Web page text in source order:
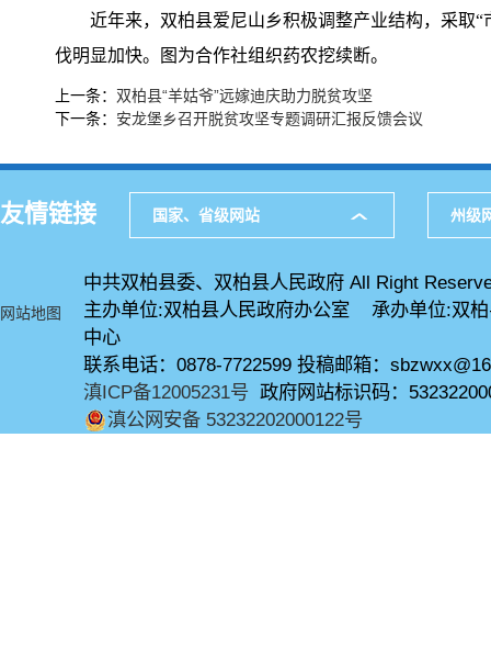
近年来，双柏县爱尼山乡积极调整产业结构，采取
伐明显加快。图为合作社组织药农挖续断。
上一条： 双柏县“羊姑爷”远嫁迪庆助力脱贫攻坚
下一条： 安龙堡乡召开脱贫攻坚专题调研汇报反馈会议
友情链接 国家、省级网站 州级
网站地图
中共双柏县委、双柏县人民政府 All Right
主办单位:双柏县人民政府办公室 承办单位:双
中心
联系电话：0878-7722599 投稿邮箱：
滇ICP备12005231号 政府网站标识码：
滇公网安备 53232202000122号